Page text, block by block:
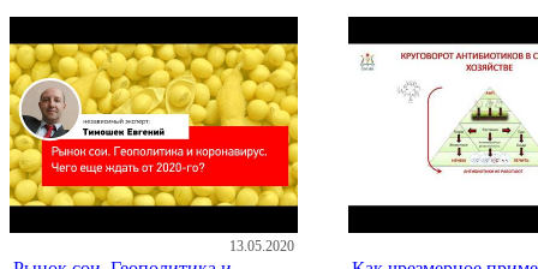
13.05.2020